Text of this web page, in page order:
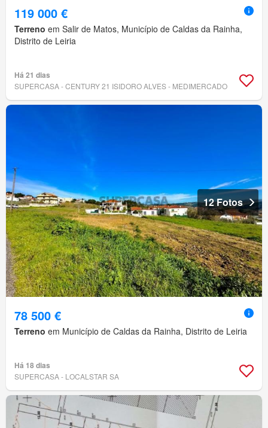
119 000 €
Terreno em Salir de Matos, Município de Caldas da Rainha,
Distrito de Leiria
Há 21 dias
SUPERCASA - CENTURY 21 ISIDORO ALVES - MEDIMERCADO
12 Fotos
78 500 €
Terreno em Município de Caldas da Rainha, Distrito de Leiria
Há 18 dias
SUPERCASA - LOCALSTAR SA